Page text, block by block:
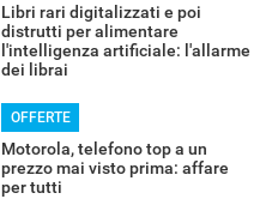
Libri rari digitalizzati e poi
distrutti per alimentare
l'intelligenza artificiale: l'allarme
dei librai
OFFERTE
Motorola, telefono top a un
prezzo mai visto prima: affare
per tutti